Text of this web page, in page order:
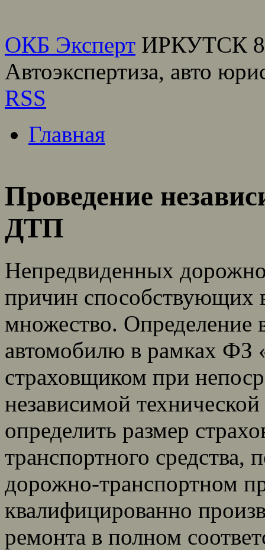
ОКБ Эксперт ИРКУТСК
Автоэкспертиза, авто
RSS
Главная
Проведение
ДТП
Непредвиденных
причин способствующих
множество. Определение
автомобилю в рамках ФЗ
страховщиком при
независимой
определить размер
транспортного
дорожно-транспортном
квалифицированно
ремонта в полном